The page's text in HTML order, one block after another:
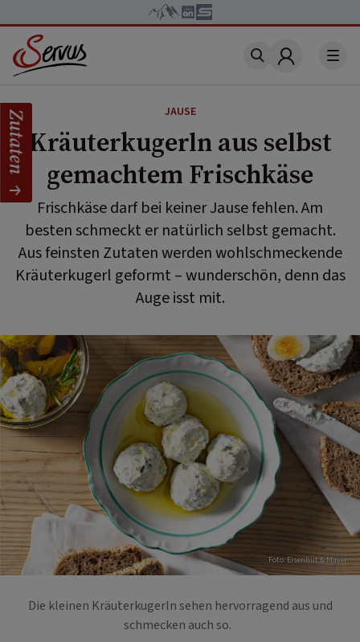
Account
JAUSE
Kräuterkugerln aus selbst
gemachtem Frischkäse
Frischkäse darf bei keiner Jause fehlen. Am
besten schmeckt er natürlich selbst gemacht.
Aus feinsten Zutaten werden wohlschmeckende
Kräuterkugerl geformt – wunderschön, denn das
Auge isst mit.
Foto: Eisenhut & Mayer
Die kleinen Kräuterkugerln sehen hervorragend aus und
schmecken auch so.
Zutaten